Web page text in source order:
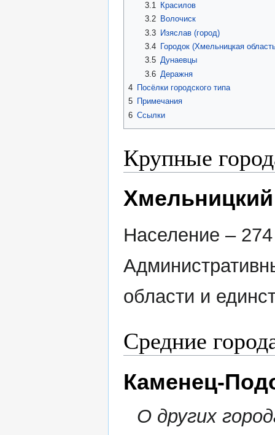
3.1
Красилов
3.2
Волочиск
3.3
Изяслав (город)
3.4
Городок (Хмельницкая
3.5 Дунаевцы
3.6 Деражня
4 Посёлки городского типа
5 Примечания
6 Ссылки
Крупные
Хмельницкий
Население –
области и
Средние
Каменец-
О других